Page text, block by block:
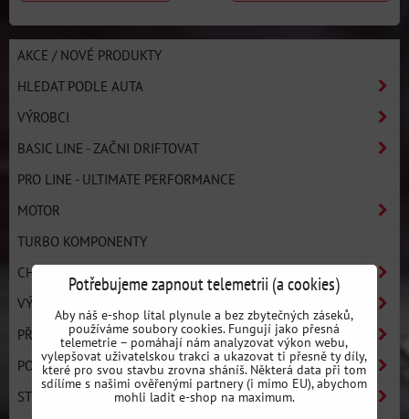
AKCE / NOVÉ PRODUKTY
HLEDAT PODLE AUTA
VÝROBCI
BASIC LINE - ZAČNI DRIFTOVAT
PRO LINE - ULTIMATE PERFORMANCE
MOTOR
TURBO KOMPONENTY
CHLAZENÍ
VÝFUKOVÝ SYSTÉM
PŘEVODOVKA A SPOJKA
PODVOZEK
STRONGFLEX
Potřebujeme zapnout telemetrii (a cookies)
Aby náš e-shop lítal plynule a bez zbytečných záseků,
používáme soubory cookies. Fungují jako přesná
telemetrie – pomáhají nám analyzovat výkon webu,
vylepšovat uživatelskou trakci a ukazovat ti přesně ty díly,
které pro svou stavbu zrovna sháníš. Některá data při tom
sdílíme s našimi ověřenými partnery (i mimo EU), abychom
mohli ladit e-shop na maximum.